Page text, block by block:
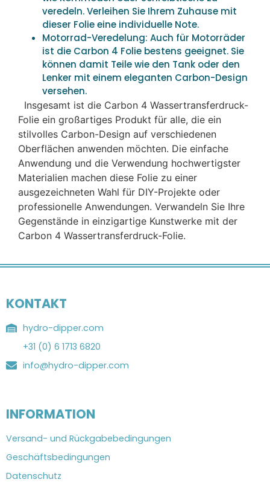
veredeln. Verleihen Sie Ihrem Zuhause mit
dieser Folie eine individuelle Note.
Motorrad-Veredelung: Auch für Motorräder
ist die Carbon 4 Folie bestens geeignet. Sie
können damit Teile wie den Tank oder den
Lenker mit einem eleganten Carbon-Design
versehen.
Insgesamt ist die Carbon 4 Wassertransferdruck-
Folie ein großartiges Produkt für alle, die ein
stilvolles Carbon-Design auf verschiedenen
Oberflächen anwenden möchten. Die einfache
Anwendung und die Verwendung hochwertigster
Materialien machen diese Folie zu einer
ausgezeichneten Wahl für DIY-Projekte oder
professionelle Anwendungen. Verwandeln Sie Ihre
Gegenstände in einzigartige Kunstwerke mit der
Carbon 4 Wassertransferdruck-Folie.
KONTAKT
hydro-dipper.com
+31 (0) 6 1713 6820
info@hydro-dipper.com
INFORMATION
Versand- und Rückgabebedingungen
Geschäftsbedingungen
Datenschutz